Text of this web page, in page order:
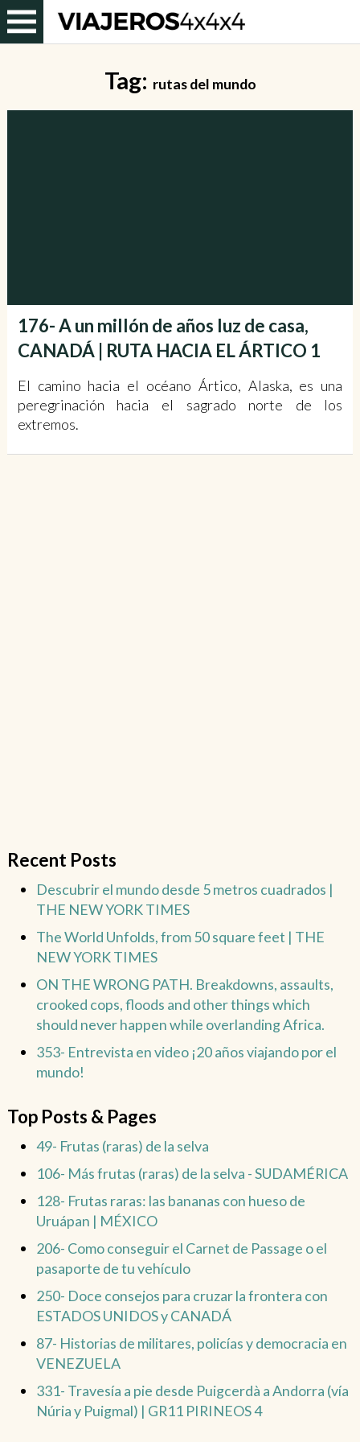
Tag: rutas del mundo
176- A un millón de años luz de casa,
CANADÁ | RUTA HACIA EL ÁRTICO 1
El camino hacia el océano Ártico, Alaska, es una
peregrinación hacia el sagrado norte de los
extremos.
Recent Posts
Descubrir el mundo desde 5 metros cuadrados |
THE NEW YORK TIMES
The World Unfolds, from 50 square feet | THE
NEW YORK TIMES
ON THE WRONG PATH. Breakdowns, assaults,
crooked cops, floods and other things which
should never happen while overlanding Africa.
353- Entrevista en video ¡20 años viajando por el
mundo!
Top Posts & Pages
49- Frutas (raras) de la selva
106- Más frutas (raras) de la selva - SUDAMÉRICA
128- Frutas raras: las bananas con hueso de
Uruápan | MÉXICO
206- Como conseguir el Carnet de Passage o el
pasaporte de tu vehículo
250- Doce consejos para cruzar la frontera con
ESTADOS UNIDOS y CANADÁ
87- Historias de militares, policías y democracia en
VENEZUELA
331- Travesía a pie desde Puigcerdà a Andorra (vía
Núria y Puigmal) | GR11 PIRINEOS 4